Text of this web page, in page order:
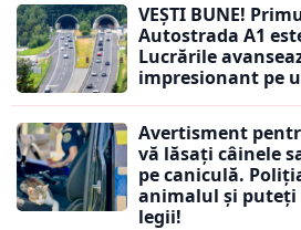
VEȘTI BUNE!
Autostrada A1
Lucrările
impresionant pe
Avertisment
vă lăsați câinele
pe caniculă.
animalul și puteți
legii!